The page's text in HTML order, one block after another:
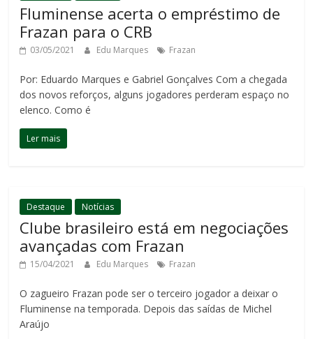
Fluminense acerta o empréstimo de
Frazan para o CRB
03/05/2021 Edu Marques Frazan
Por: Eduardo Marques e Gabriel Gonçalves Com a chegada
dos novos reforços, alguns jogadores perderam espaço no
elenco. Como é
Ler mais
Destaque Notícias
Clube brasileiro está em negociações
avançadas com Frazan
15/04/2021 Edu Marques Frazan
O zagueiro Frazan pode ser o terceiro jogador a deixar o
Fluminense na temporada. Depois das saídas de Michel
Araújo